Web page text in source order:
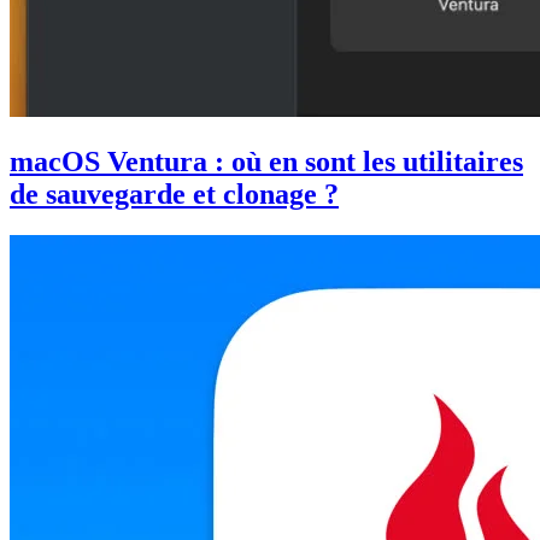
macOS Ventura : où en sont les utilitaires
de sauvegarde et clonage ?